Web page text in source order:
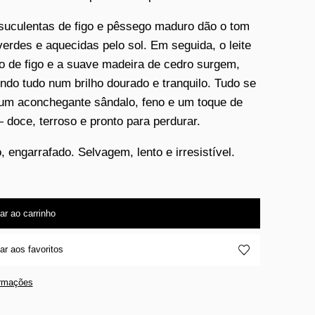
de figo e pêssego maduro dão o tom
e aquecidas pelo sol. Em seguida, o leite
de figo e a suave madeira de cedro surgem,
tudo num brilho dourado e tranquilo. Tudo se
aconchegante sândalo, feno e um toque de
terroso e pronto para perdurar.
engarrafado. Selvagem, lento e irresistível.
ao carrinho
aos favoritos